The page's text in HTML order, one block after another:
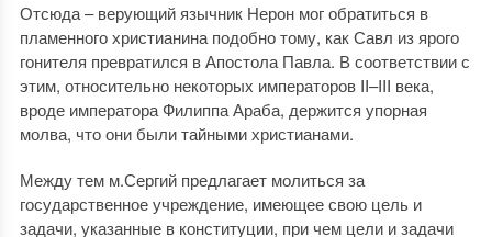
Отсюда – верующий язычник Нерон мог обратиться в
пламенного христианина подобно тому, как Савл из ярого
гонителя превратился в Апостола Павла. В соответствии с
этим, относительно некоторых императоров II–III века,
вроде императора Филиппа Араба, держится упорная
молва, что они были тайными христианами.
Между тем м.Сергий предлагает молиться за
государственное учреждение, имеющее свою цель и
задачи, указанные в конституции, при чем цели и задачи